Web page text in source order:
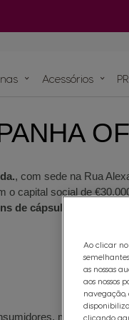
Acessórios
Recicle as suas
As nossas
, com sede na Rua
o capital social de
de cápsulas
maiores de
Ao clicar no
as nossas
aos nossos
clicando